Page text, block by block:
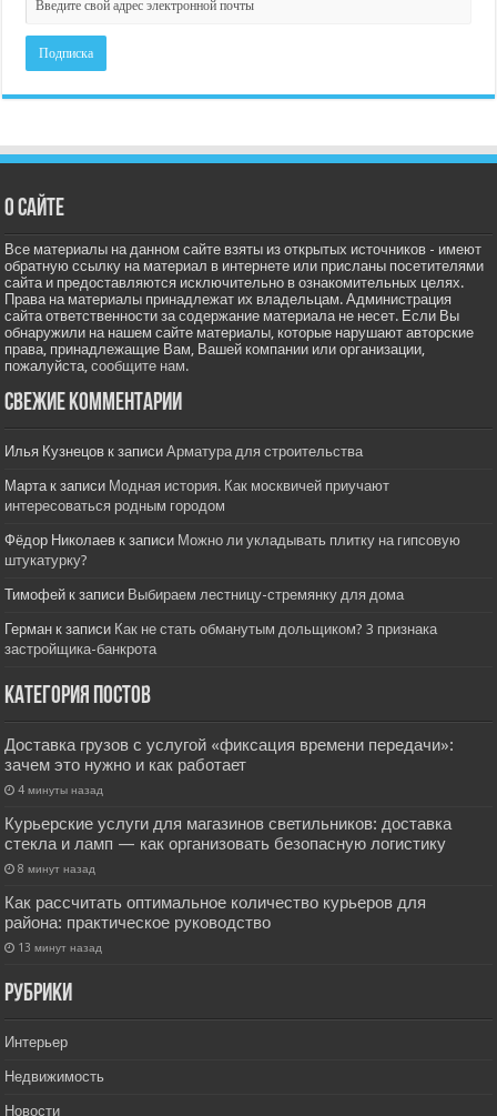
О сайте
Все материалы на данном сайте взяты из открытых источников - имеют
обратную ссылку на материал в интернете или присланы посетителями
сайта и предоставляются исключительно в ознакомительных целях.
Права на материалы принадлежат их владельцам. Администрация
сайта ответственности за содержание материала не несет. Если Вы
обнаружили на нашем сайте материалы, которые нарушают авторские
права, принадлежащие Вам, Вашей компании или организации,
пожалуйста,сообщите нам.
Свежие комментарии
Илья Кузнецов к записиАрматура для строительства
Мартак записи Модная история. Как москвичей приучают
интересоваться родным городом
Фёдор Николаев к записи Можно ли укладывать плитку на гипсовую
штукатурку?
Тимофей к записи Выбираем лестницу-стремянку для дома
Герман к записи Как не стать обманутым дольщиком? 3 признака
застройщика-банкрота
Категория постов
Доставка грузов с услугой «фиксация времени передачи»:
зачем это нужно и как работает
4 минуты назад
Курьерские услуги для магазинов светильников: доставка
стекла и ламп — как организовать безопасную логистику
8 минут назад
Как рассчитать оптимальное количество курьеров для
района: практическое руководство
13 минут назад
РУбрики
Интерьер
Недвижимость
Новости